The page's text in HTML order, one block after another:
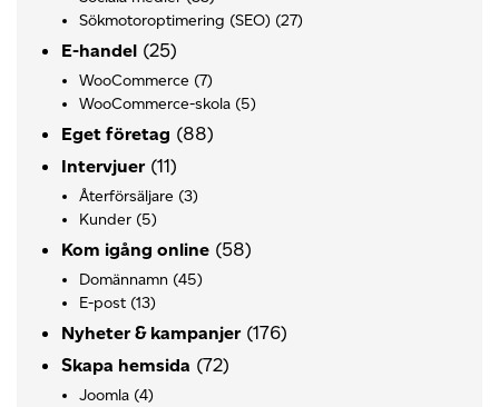
Sökmotoroptimering (SEO) (27)
E-handel (25)
WooCommerce (7)
WooCommerce-skola (5)
Eget företag (88)
Intervjuer (11)
Återförsäljare (3)
Kunder (5)
Kom igång online (58)
Domännamn (45)
E-post (13)
Nyheter & kampanjer (176)
Skapa hemsida (72)
Joomla (4)